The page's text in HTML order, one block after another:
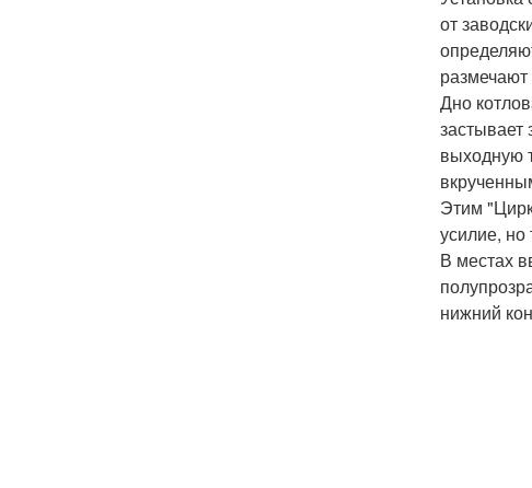
от
размечают
Дно
застывает
выходную
Этим
усилие, но
В местах
нижний